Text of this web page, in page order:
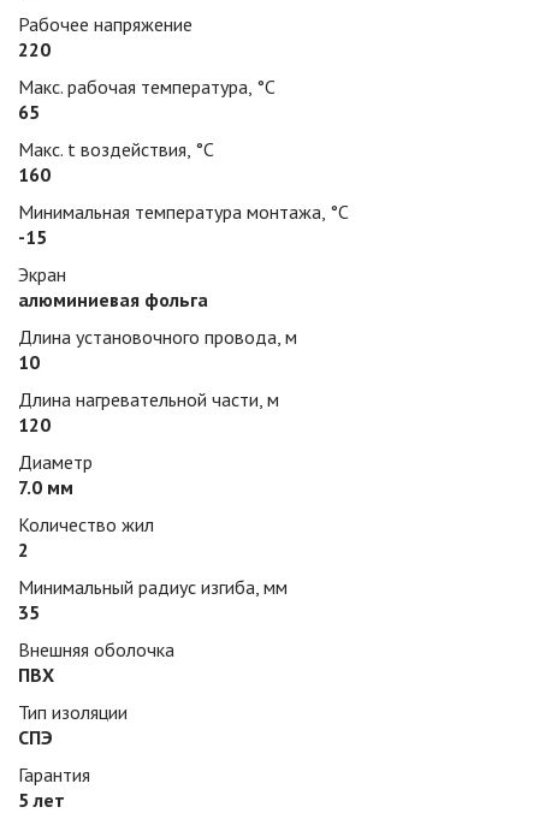
Рабочее напряжение
220
Макс. рабочая температура, °С
65
Макс. t воздействия, °С
160
Минимальная температура монтажа, °С
-15
Экран
алюминиевая фольга
Длина установочного провода, м
10
Длина нагревательной части, м
120
Диаметр
7.0 мм
Количество жил
2
Минимальный радиус изгиба, мм
35
Внешняя оболочка
ПВХ
Тип изоляции
СПЭ
Гарантия
5 лет